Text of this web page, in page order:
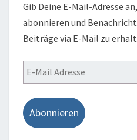
Gib Deine E-Mail-Adresse
abonnieren und
Beiträge via E-Mail zu
E-
Mail
Adresse
Abonnieren